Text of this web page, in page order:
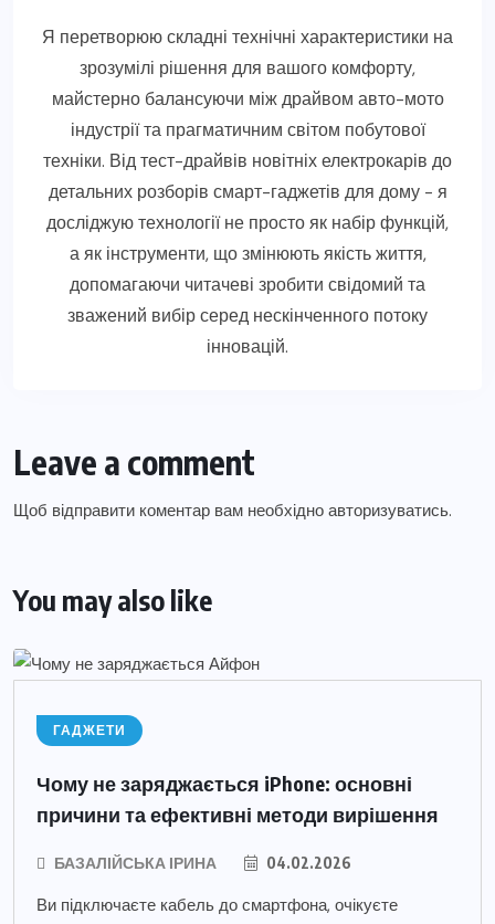
Я перетворюю складні технічні характеристики на
зрозумілі рішення для вашого комфорту,
майстерно балансуючи між драйвом авто-мото
індустрії та прагматичним світом побутової
техніки. Від тест-драйвів новітніх електрокарів до
детальних розборів смарт-гаджетів для дому - я
досліджую технології не просто як набір функцій,
а як інструменти, що змінюють якість життя,
допомагаючи читачеві зробити свідомий та
зважений вибір серед нескінченного потоку
інновацій.
Leave a comment
Щоб відправити коментар вам необхідно авторизуватись.
You may also like
ГАДЖЕТИ
Чому не заряджається iPhone: основні
причини та ефективні методи вирішення
БАЗАЛІЙСЬКА ІРИНА 04.02.2026
Ви підключаєте кабель до смартфона, очікуєте